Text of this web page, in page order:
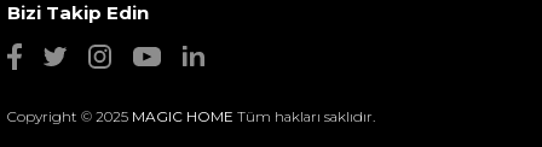
Bizi Takip Edin
Copyright © 2025 MAGIC HOME Tüm hakları saklıdır.